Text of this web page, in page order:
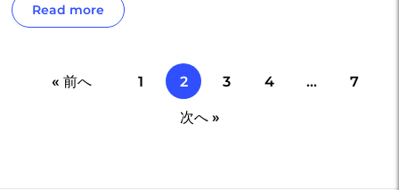
Read more
« 前へ 1 2 3 4 … 7
次へ »